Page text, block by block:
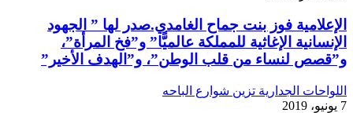
الإعلامية فوز بنت جماح الغامدي.صدر لها ” الجهود
الإنسانية الإغاثية للمملكة عالميًّا” و”فخ المرأة”،
و”قصص لنساء من قلب الوطن”، و”الهدف الأخير”
اللواحات الجدارية تزين شوارع الباحه
7 يونيو، 2019